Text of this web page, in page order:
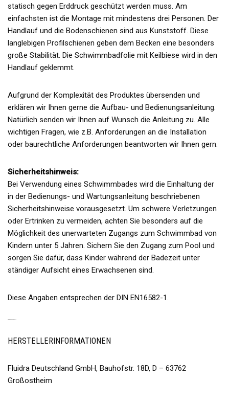
statisch gegen Erddruck geschützt werden muss. Am
einfachsten ist die Montage mit mindestens drei Personen. Der
Handlauf und die Bodenschienen sind aus Kunststoff. Diese
langlebigen Profilschienen geben dem Becken eine besonders
große Stabilität. Die Schwimmbadfolie mit Keilbiese wird in den
Handlauf geklemmt.
Aufgrund der Komplexität des Produktes übersenden und
erklären wir Ihnen gerne die Aufbau- und Bedienungsanleitung.
Natürlich senden wir Ihnen auf Wunsch die Anleitung zu. Alle
wichtigen Fragen, wie z.B. Anforderungen an die Installation
oder baurechtliche Anforderungen beantworten wir Ihnen gern.
Sicherheitshinweis:
Bei Verwendung eines Schwimmbades wird die Einhaltung der
in der Bedienungs- und Wartungsanleitung beschriebenen
Sicherheitshinweise vorausgesetzt. Um schwere Verletzungen
oder Ertrinken zu vermeiden, achten Sie besonders auf die
Möglichkeit des unerwarteten Zugangs zum Schwimmbad von
Kindern unter 5 Jahren. Sichern Sie den Zugang zum Pool und
sorgen Sie dafür, dass Kinder während der Badezeit unter
ständiger Aufsicht eines Erwachsenen sind.
Diese Angaben entsprechen der DIN EN16582-1.
HERSTELLERINFORMATIONEN
Fluidra Deutschland GmbH, Bauhofstr. 18D, D – 63762
Großostheim